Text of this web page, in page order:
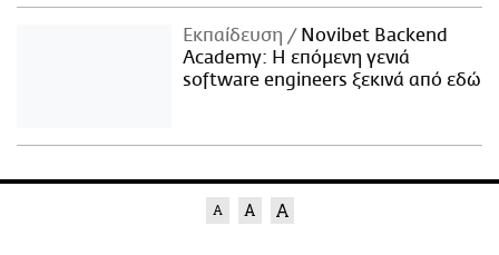
Εκπαίδευση
Novibet Backend
Academy: Η επόμενη γενιά
software engineers ξεκινά από εδώ